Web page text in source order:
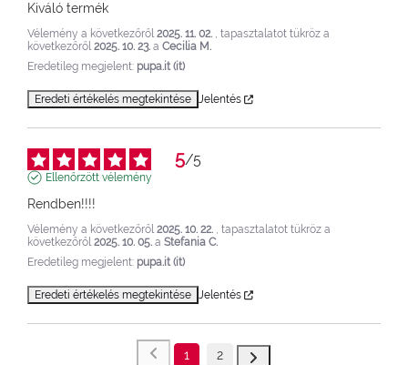
Kiváló termék
Vélemény a következőről 2025. 11. 02. , tapasztalatot tükröz a
következőről 2025. 10. 23. a Cecilia M.
Eredetileg megjelent: pupa.it (it)
Eredeti értékelés megtekintése Jelentés
5/5
Ellenőrzött vélemény
Rendben!!!!
Vélemény a következőről 2025. 10. 22. , tapasztalatot tükröz a
következőről 2025. 10. 05. a Stefania C.
Eredetileg megjelent: pupa.it (it)
Eredeti értékelés megtekintése Jelentés
1 2